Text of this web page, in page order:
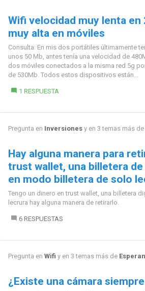
Wifi velocidad muy lenta
muy alta en móviles
Consulta: En mis dos portátiles últimamente
unos 50 Mb, antes tenía una velocidad de
dos móviles conectados a la misma red 5g
de 530Mb. Todos estos dispositivos están...
1 RESPUESTA
Pregunta en Inversionesy en 3 temas más de
Hay alguna manera para
trust wallet, una billetera
en modo billetera de solo
Tengo un dinero en trust wallet, una billetera
lecrura hay alguna manera de retirarlo.
6 RESPUESTAS
Pregunta en Wifi y en 3 temas más de
¿Existe una cámara